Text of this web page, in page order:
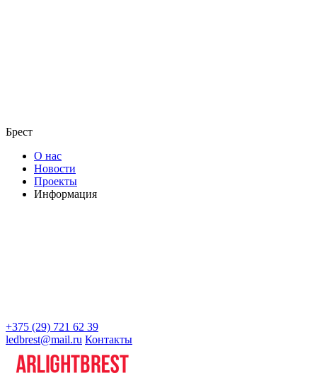
Брест
О нас
Новости
Проекты
Информация
+375 (29) 721 62 39
ledbrest@mail.ru Контакты